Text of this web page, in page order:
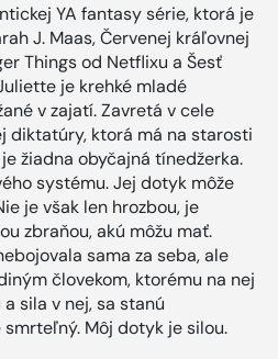
YA fantasy série, ktorá je
J. Maas, Červenej kráľovnej
Things od Netflixu a Šesť
je krehké mladé
v zajatí. Zavretá v cele
diktatúry, ktorá má na starosti
žiadna obyčajná tínedžerka.
systému. Jej dotyk môže
je však len hrozbou, je
zbraňou, akú môžu mať.
sama za seba, ale
človekom, ktorému na nej
sila v nej, sa stanú
Môj dotyk je silou.